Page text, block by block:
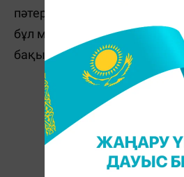
пәтерлерді заңсыз алуға
бұл мәселе департаменттің
бақылауында болатынын